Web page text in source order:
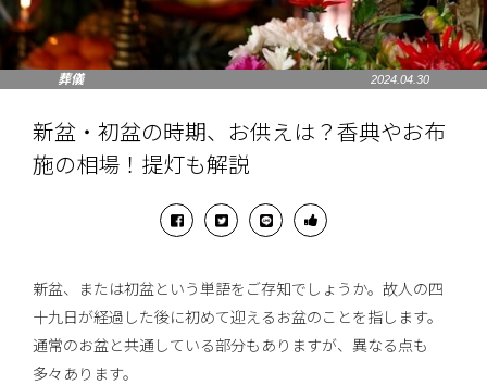
葬儀 2024.04.30
新盆・初盆の時期、お供えは？香典やお布
施の相場！提灯も解説
新盆、または初盆という単語をご存知でしょうか。故人の四
十九日が経過した後に初めて迎えるお盆のことを指します。
通常のお盆と共通している部分もありますが、異なる点も
多々あります。